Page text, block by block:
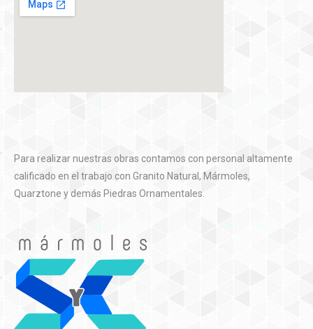
Para realizar nuestras obras contamos con personal altamente
calificado en el trabajo con Granito Natural, Mármoles,
Quarztone y demás Piedras Ornamentales.